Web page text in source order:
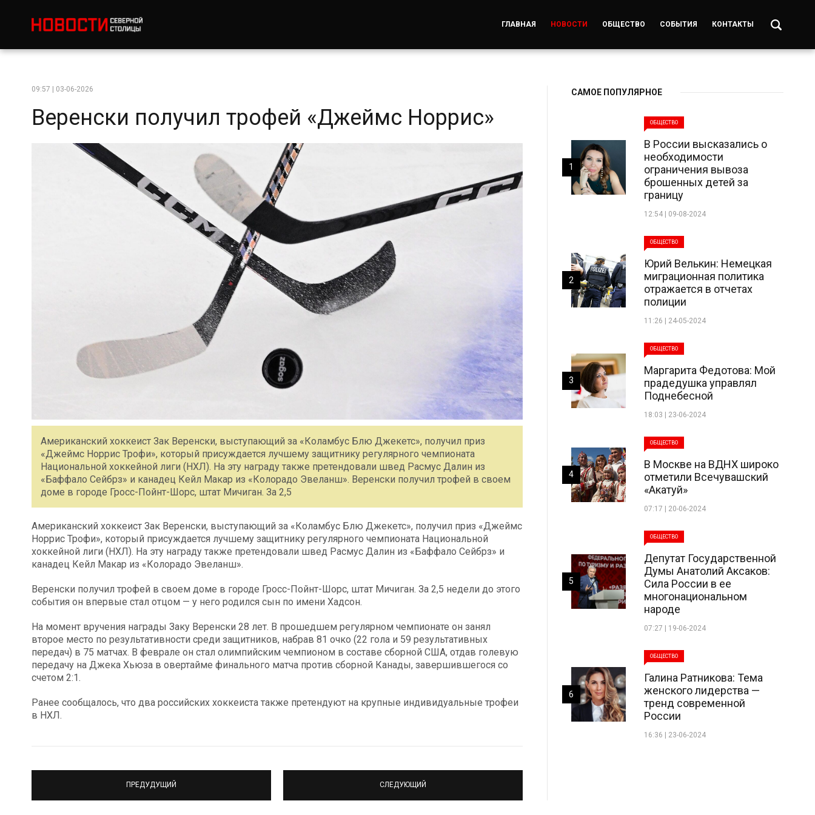
ГЛАВНАЯ НОВОСТИ ОБЩЕСТВО СОБЫТИЯ КОНТАКТЫ
09:57 | 03-06-2026
Веренски получил трофей «Джеймс Норрис»
Американский хоккеист Зак Веренски, выступающий за «Коламбус Блю Джекетс», получил приз
«Джеймс Норрис Трофи», который присуждается лучшему защитнику регулярного чемпионата
Национальной хоккейной лиги (НХЛ). На эту награду также претендовали швед Расмус Далин из
«Баффало Сейбрз» и канадец Кейл Макар из «Колорадо Эвеланш». Веренски получил трофей в своем
доме в городе Гросс-Пойнт-Шорс, штат Мичиган. За 2,5
Американский хоккеист Зак Веренски, выступающий за «Коламбус Блю Джекетс», получил приз «Джеймс
Норрис Трофи», который присуждается лучшему защитнику регулярного чемпионата Национальной
хоккейной лиги (НХЛ). На эту награду также претендовали швед Расмус Далин из «Баффало Сейбрз» и
канадец Кейл Макар из «Колорадо Эвеланш».
Веренски получил трофей в своем доме в городе Гросс-Пойнт-Шорс, штат Мичиган. За 2,5 недели до этого
события он впервые стал отцом — у него родился сын по имени Хадсон.
На момент вручения награды Заку Веренски 28 лет. В прошедшем регулярном чемпионате он занял
второе место по результативности среди защитников, набрав 81 очко (22 гола и 59 результативных
передач) в 75 матчах. В феврале он стал олимпийским чемпионом в составе сборной США, отдав голевую
передачу на Джека Хьюза в овертайме финального матча против сборной Канады, завершившегося со
счетом 2:1.
Ранее сообщалось, что два российских хоккеиста также претендуют на крупные индивидуальные трофеи
в НХЛ.
ПРЕДУДУЩИЙ СЛЕДУЮЩИЙ
САМОЕ ПОПУЛЯРНОЕ
ОБЩЕСТВО
В России высказались о
необходимости
ограничения вывоза
брошенных детей за
границу
12:54 | 09-08-2024
1
ОБЩЕСТВО
Юрий Велькин: Немецкая
миграционная политика
отражается в отчетах
полиции
11:26 | 24-05-2024
2
ОБЩЕСТВО
Маргарита Федотова: Мой
прадедушка управлял
Поднебесной
18:03 | 23-06-2024
3
ОБЩЕСТВО
В Москве на ВДНХ широко
отметили Всечувашский
«Акатуй»
07:17 | 20-06-2024
4
ОБЩЕСТВО
Депутат Государственной
Думы Анатолий Аксаков:
Сила России в ее
многонациональном
народе
07:27 | 19-06-2024
5
ОБЩЕСТВО
Галина Ратникова: Тема
женского лидерства —
тренд современной
России
16:36 | 23-06-2024
6